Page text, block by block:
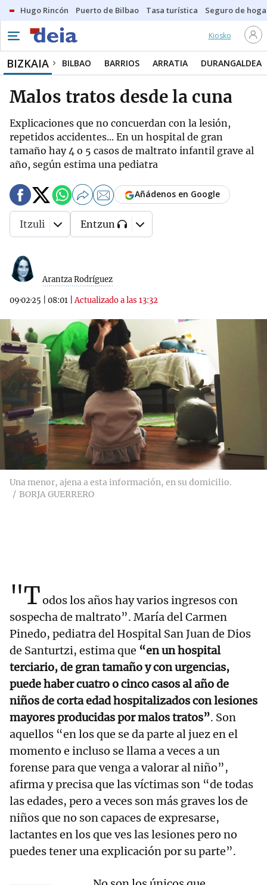
Hugo Rincón Puerto de Bilbao Tasa turística Seguro de
Kiosko
BIZKAIA BILBAO BARRIOS ARRATIA DURANGALDEA
Malos tratos desde la cuna
Explicaciones que no concuerdan con la lesión,
repetidos accidentes... En un hospital de gran
tamaño hay 4 o 5 casos de maltrato infantil grave al
año, según estima una pediatra
Arantza Rodríguez
09·02·25 08:01 |Actualizado a las 13:32
Añádenos en Google
Itzuli Entzun
Una menor, ajena a esta información, en su domicilio.
BORJA GUERRERO
"Todos los años hay varios ingresos con
sospecha de maltrato”. María del Carmen
Pinedo, pediatra del Hospital San Juan de Dios
de Santurtzi, estima que “en un hospital
terciario, de gran tamaño y con urgencias,
puede haber cuatro o cinco casos al año de
niños de corta edad hospitalizados con lesiones
mayores producidas por malos tratos”. Son
aquellos “en los que se da parte al juez en el
momento e incluso se llama a veces a un
forense para que venga a valorar al niño”,
afirma y precisa que las víctimas son “de todas
las edades, pero a veces son más graves los de
niños que no son capaces de expresarse,
lactantes en los que ves las lesiones pero no
puedes tener una explicación por su parte”.